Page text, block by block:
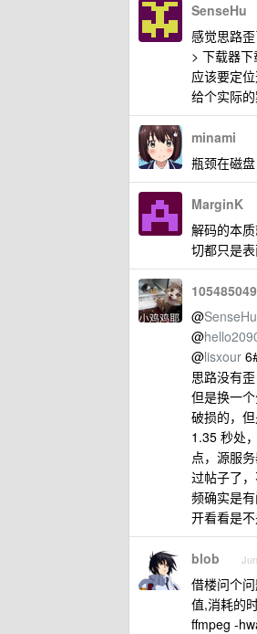
SenseHu
感觉思路歪
> 下载器
应该要定
给个实际
minami
瓶颈在磁
MarginK
解码的本
切都只是
@SenseHu
@
@lisxour
思路没有
但是换一
破损的，
1.35 秒处
点，源服
过帖子了
频确实是
开看看是
blob
借楼问个
值,消耗的
ffmpeg -